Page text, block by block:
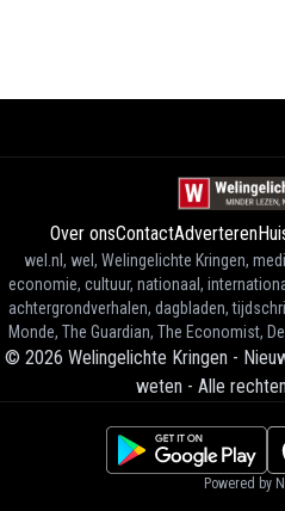
Over onsContactAdverteren
wel.nl, wel, Welingelichte Kringen,
economie, cultuur, nationaal,
achtergrondverhalen, dagbladen,
Monde, The Guardian, The Economist,
© 2026 Welingelichte Kringen -
weten - Alle
Powered by